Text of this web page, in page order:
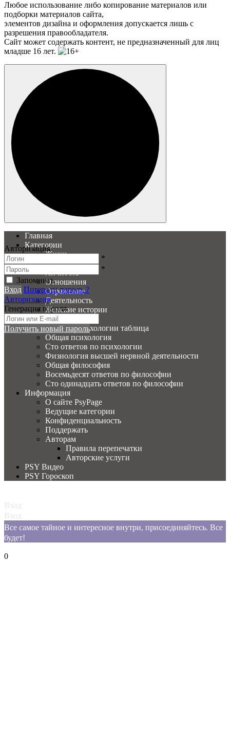
Любое использование либо копирование материалов или
подборки материалов сайта,
элементов дизайна и оформления допускается лишь с
разрешения правообладателя.
Сайт может содержать контент, не предназначенный для лиц
младше 16 лет.
Главная
Категории
Жизнь
Образ
Личность
Отношения
Отражение
Деятельность
Женские истории
PSY Вопросы
История психологии таблица
Общая психология
Сто ответов по психологии
Физиология высшей нервной деятельности
Общая философия
Восемьдесят ответов по философии
Сто одинадцать ответов по философии
Информация
О сайте PsyPage
Ведущие категории
Конфиденциальность
Поддержать
Авторам
Правила перепечатки
Авторские услуги
PSY Видео
PSY Гороскоп
Вход
Вход
Все самое тайное и интересное внутри, присоединяйтесь. Все
будет!
0
Авторизация
*
*
Запомнить
Вход Потеряли пароль ?
Авторизация
Генерация пароля
Получить новый пароль